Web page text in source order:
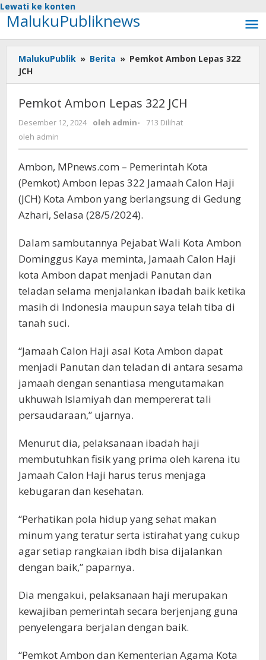
Lewati ke konten
MalukuPubliknews
MalukuPublik » Berita » Pemkot Ambon Lepas 322
JCH
Pemkot Ambon Lepas 322 JCH
Desember 12, 2024 oleh admin-
713 Dilihat
oleh admin
Ambon, MPnews.com – Pemerintah Kota
(Pemkot) Ambon lepas 322 Jamaah Calon Haji
(JCH) Kota Ambon yang berlangsung di Gedung
Azhari, Selasa (28/5/2024).
Dalam sambutannya Pejabat Wali Kota Ambon
Dominggus Kaya meminta, Jamaah Calon Haji
kota Ambon dapat menjadi Panutan dan
teladan selama menjalankan ibadah baik ketika
masih di Indonesia maupun saya telah tiba di
tanah suci.
“Jamaah Calon Haji asal Kota Ambon dapat
menjadi Panutan dan teladan di antara sesama
jamaah dengan senantiasa mengutamakan
ukhuwah Islamiyah dan mempererat tali
persaudaraan,” ujarnya.
Menurut dia, pelaksanaan ibadah haji
membutuhkan fisik yang prima oleh karena itu
Jamaah Calon Haji harus terus menjaga
kebugaran dan kesehatan.
“Perhatikan pola hidup yang sehat makan
minum yang teratur serta istirahat yang cukup
agar setiap rangkaian ibdh bisa dijalankan
dengan baik,” paparnya.
Dia mengakui, pelaksanaan haji merupakan
kewajiban pemerintah secara berjenjang guna
penyelengara berjalan dengan baik.
“Pemkot Ambon dan Kementerian Agama Kota